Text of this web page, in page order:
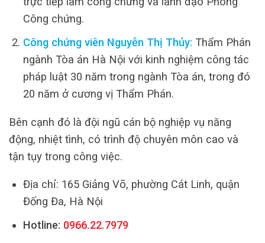
Công chứng.
Công chứng viên Nguyễn Thị Thủy: Thẩm Phán
ngành Tòa án Hà Nội với kinh nghiệm công tác
pháp luật 30 năm trong ngành Tòa án, trong đó
20 năm ở cương vị Thẩm Phán.
Bên cạnh đó là đội ngũ cán bộ nghiệp vụ năng
động, nhiệt tình, có trình độ chuyên môn cao và
tận tụy trong công việc.
Địa chỉ: 165 Giảng Võ, phường Cát Linh, quận
Đống Đa, Hà Nội
Hotline: 0966.22.7979